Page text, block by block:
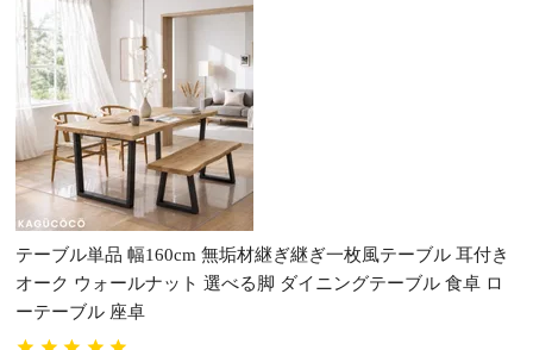
テーブル単品 幅160cm 無垢材継ぎ継ぎ一枚風テーブル 耳付き
オーク ウォールナット 選べる脚 ダイニングテーブル 食卓 ロ
ーテーブル 座卓